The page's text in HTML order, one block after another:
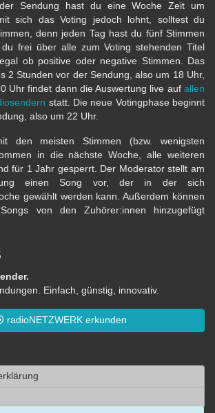
Sendung hast du eine Woche Zeit um
sich das Voting jedoch lohnt, solltest du
denn jeden Tag hast du fünf Stimmen
frei über alle zum Voting stehenden Titel
ob positive oder negative Stimmen. Das
2 Stunden vor der Sendung, also um 18 Uhr,
Uhr findet dann die Auswertung live auf allen
statt. Die neue Votingphase beginnt
also um 22 Uhr.
den meisten Stimmen (bzw. wenigsten
in die nächste Woche, alle weiteren
für 1 Jahr gesperrt. Der Moderator stellt am
einen Song vor, der in der sich
gewählt werden kann. Außerdem können
von den Zuhörer:innen hinzugefügt
Einfach, günstig, innovativ.
radioNETZWERK erkunden